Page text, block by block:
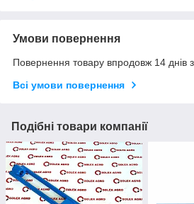
Умови повернення
Повернення товару впродовж 14 днів
Всі умови повернення
Подібні товари компанії